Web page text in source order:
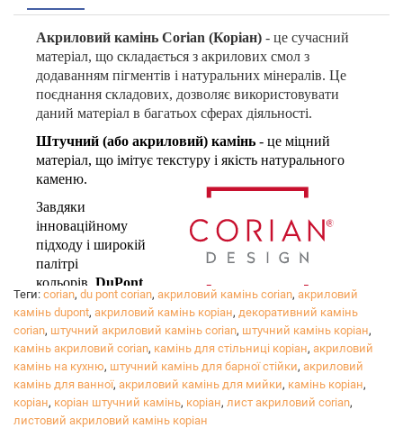
Акриловий камінь Corian (Коріан) - це сучасний
матеріал, що складається з акрилових смол з
додаванням пігментів і натуральних мінералів. Це
поєднання складових, дозволяє використовувати
даний матеріал в багатьох сферах діяльності.
Штучний (або акриловий) камінь - це міцний
матеріал, що імітує текстуру і якість натурального
каменю.
Завдяки
інноваційному
підходу і широкій
палітрі
кольорів, DuPont
™ Corian®втілить
в життя всі ваші бажання в дизайні вашого будинку.
Досягайте своєї мрії, вибираючи якісний продукт,
який буде радувати вас в будь-якій ситуації.
Ви можете спокійно відпочивати, знаючи, що ви
вибрали робочу поверхню, яка прослужить дуже
Теги: corian, du pont corian, акриловий камінь corian, акриловий
камінь dupont, акриловий камінь коріан, декоративний камінь
corian, штучний акриловий камінь corian, штучний камінь коріан,
камінь акриловий corian, камінь для стільниці коріан, акриловий
камінь на кухню, штучний камінь для барної стійки, акриловий
камінь для ванної, акриловий камінь для мийки, камінь коріан,
коріан, коріан штучний камінь, коріан, лист акриловий corian,
листовий акриловий камінь коріан